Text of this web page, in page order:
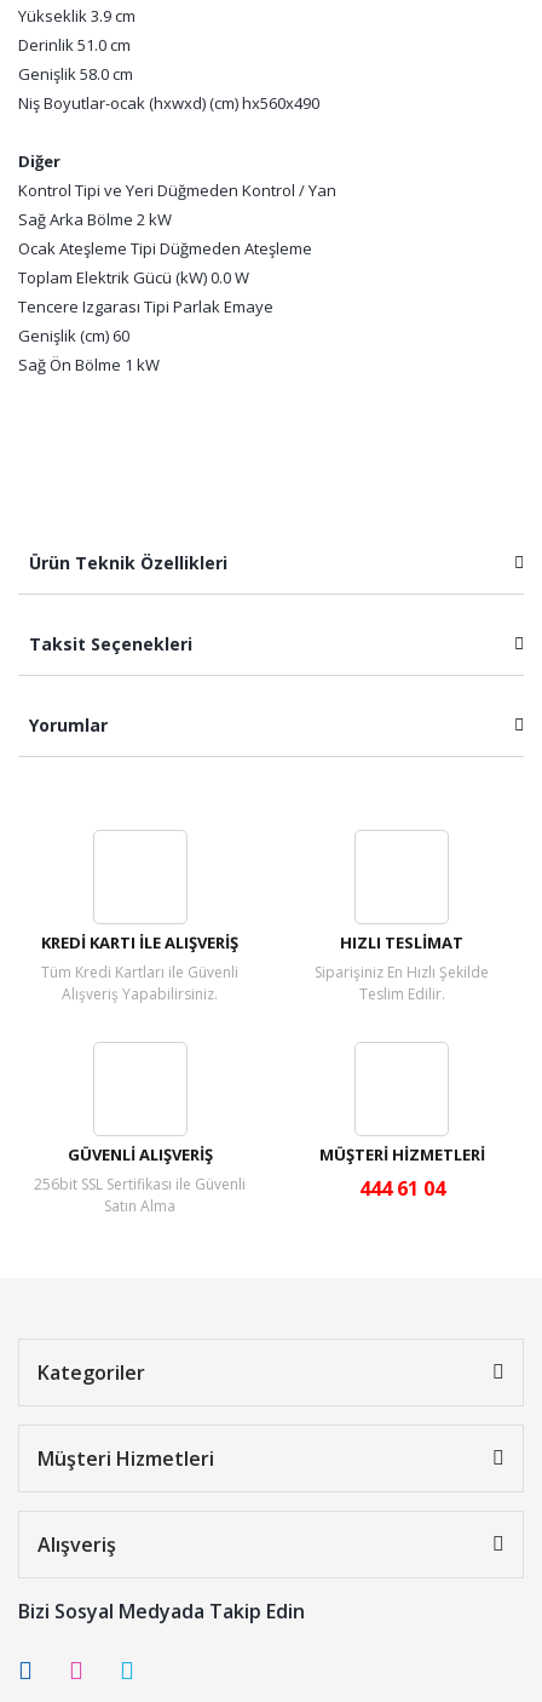
Yükseklik 3.9 cm
Derinlik 51.0 cm
Genişlik 58.0 cm
Niş Boyutlar-ocak (hxwxd) (cm) hx560x490
Diğer
Kontrol Tipi ve Yeri Düğmeden Kontrol / Yan
Sağ Arka Bölme 2 kW
Ocak Ateşleme Tipi Düğmeden Ateşleme
Toplam Elektrik Gücü (kW) 0.0 W
Tencere Izgarası Tipi Parlak Emaye
Genişlik (cm) 60
Sağ Ön Bölme 1 kW
Ürün Teknik Özellikleri
Taksit Seçenekleri
Yorumlar
KREDİ KARTI İLE ALIŞVERİŞ
Tüm Kredi Kartları ile Güvenli
Alışveriş Yapabilirsiniz.
HIZLI TESLİMAT
Siparişiniz En Hızlı Şekilde
Teslim Edilir.
GÜVENLİ ALIŞVERİŞ
256bit SSL Sertifikası ile Güvenli
Satın Alma
MÜŞTERİ HİZMETLERİ
444 61 04
Kategoriler
Müşteri Hizmetleri
Alışveriş
Bizi Sosyal Medyada Takip Edin